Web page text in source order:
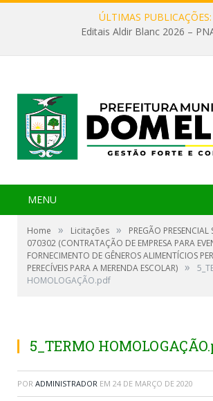
ÚLTIMAS PUBLICAÇÕES:
Editais Aldir Blanc 2026 –
MENU
Home » Licitações »
PREGÃO
070302 (CONTRATAÇÃO DE EMPRESA PARA
FORNECIMENTO DE GÊNEROS ALIMENTÍCIOS
PERECÍVEIS PARA A MERENDA ESCOLAR) »
HOMOLOGAÇÃO.pdf
5_TERMO
POR ADMINISTRADOR EM 24 DE MARÇO DE 2020